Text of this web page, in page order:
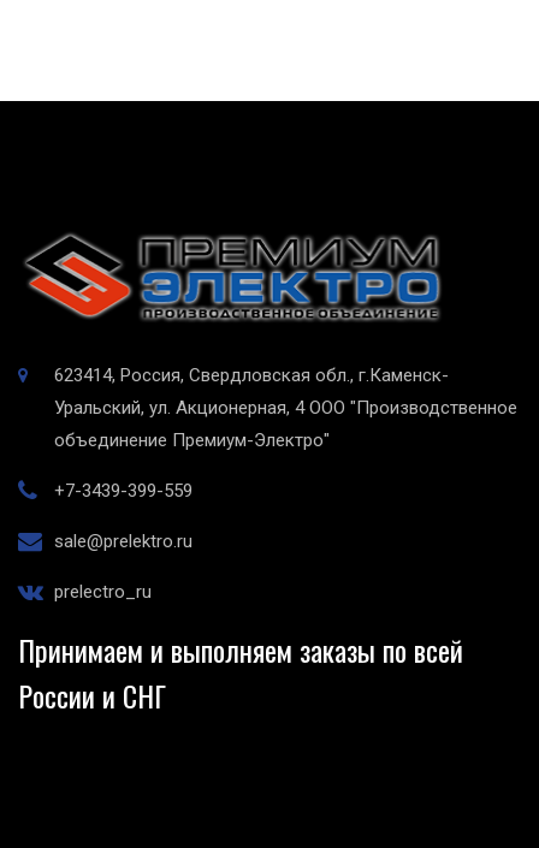
623414, Россия, Свердловская обл., г.Каменск-
Уральский, ул. Акционерная, 4 ООО "Производственное
объединение Премиум-Электро"
+7-3439-399-559
sale@prelektro.ru
prelectro_ru
Принимаем и выполняем заказы по всей
России и СНГ